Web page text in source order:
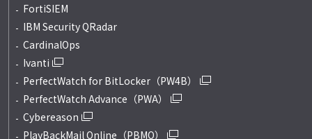
FortiSIEM
IBM Security QRadar
CardinalOps
Ivanti
PerfectWatch for BitLocker（PW4B）
PerfectWatch Advance（PWA）
Cybereason
PlayBackMail Online（PBMO）